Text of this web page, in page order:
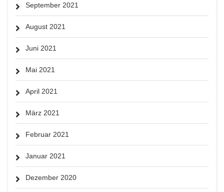
September 2021
August 2021
Juni 2021
Mai 2021
April 2021
März 2021
Februar 2021
Januar 2021
Dezember 2020